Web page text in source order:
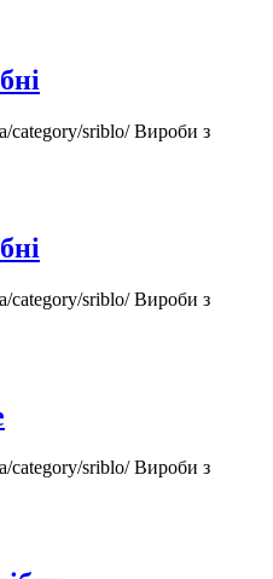
category/sriblo/Вироби з
category/sriblo/Вироби з
category/sriblo/Вироби з